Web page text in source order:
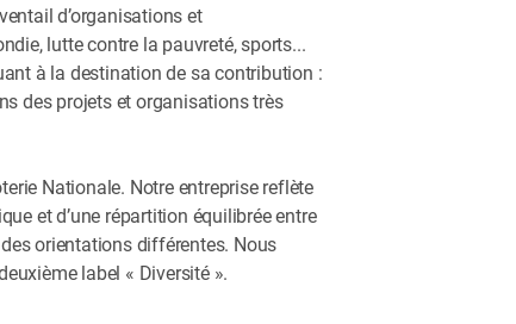
d’organisations et
lutte contre la pauvreté, sports...
à la destination de sa contribution :
des projets et organisations très
Nationale. Notre entreprise reflète
et d’une répartition équilibrée entre
orientations différentes. Nous
label « Diversité ».